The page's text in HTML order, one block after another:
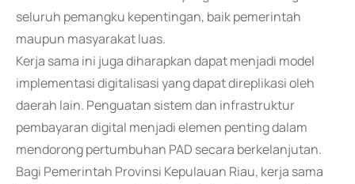
seluruh pemangku kepentingan, baik pemerintah
maupun masyarakat luas.
Kerja sama ini juga diharapkan dapat menjadi model
implementasi digitalisasi yang dapat direplikasi oleh
daerah lain. Penguatan sistem dan infrastruktur
pembayaran digital menjadi elemen penting dalam
mendorong pertumbuhan PAD secara berkelanjutan.
Bagi Pemerintah Provinsi Kepulauan Riau, kerja sama